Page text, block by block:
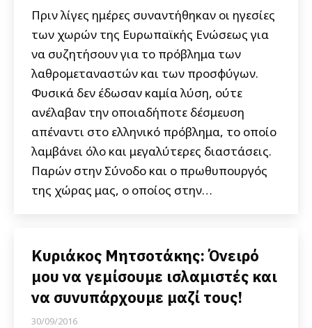
Πριν λίγες ημέρες συναντήθηκαν οι ηγεσίες
των χωρών της Ευρωπαϊκής Ενώσεως για
να συζητήσουν για το πρόβλημα των
λαθρομεταναστών και των προσφύγων.
Φυσικά δεν έδωσαν καμία λύση, ούτε
ανέλαβαν την οποιαδήποτε δέσμευση
απέναντι στο ελληνικό πρόβλημα, το οποίο
λαμβάνει όλο και μεγαλύτερες διαστάσεις.
Παρών στην Σύνοδο και ο πρωθυπουργός
της χώρας μας, ο οποίος στην…
Κυριάκος Μητσοτάκης: Όνειρό
μου να γεμίσουμε ισλαμιστές και
να συνυπάρχουμε μαζί τους!
30/09/2016